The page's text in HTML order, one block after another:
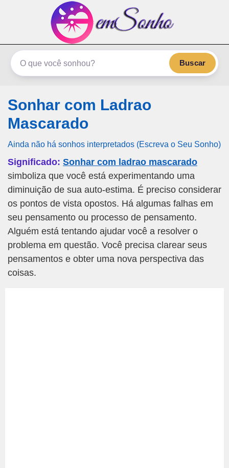
emSonho.com
Os sonhos significam mais
Buscar
Sonhar com Ladrao
Mascarado
Ainda não há sonhos interpretados (Escreva o Seu Sonho)
Significado: Sonhar com ladrao mascarado
simboliza que você está experimentando uma
diminuição de sua auto-estima. É preciso considerar
os pontos de vista opostos. Há algumas falhas em
seu pensamento ou processo de pensamento.
Alguém está tentando ajudar você a resolver o
problema em questão. Você precisa clarear seus
pensamentos e obter uma nova perspectiva das
coisas.